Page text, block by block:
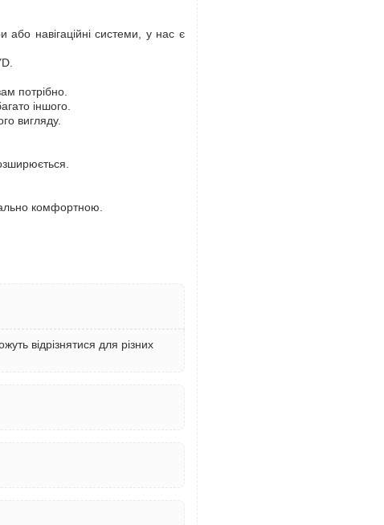
або навігаційні системи, у нас є
потрібно.
іншого.
вигляду.
комфортною.
відрізнятися для різних